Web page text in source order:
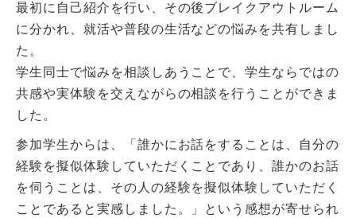
最初に自己紹介を行い、その後ブレイクアウトルーム
に分かれ、就活や普段の生活などの悩みを共有しまし
た。
学生同士で悩みを相談しあうことで、学生ならではの
共感や実体験を交えながらの相談を行うことができま
した。
参加学生からは、「誰かにお話をすることは、自分の
経験を擬似体験していただくことであり、誰かのお話
を伺うことは、その人の経験を擬似体験していただく
ことであると実感しました。」という感想が寄せられ